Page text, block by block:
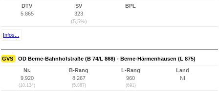
DTV
5.865
SV
323
(5,5%)
BPL
Infos...
GVS OD Berne-Bahnhofstraße (B 74/L 868) - Berne-Harmenhausen (L 875)
Nr.
9.920
(10.134)
B-Rang
8.267
(5.867)
L-Rang
960
(691)
Land
NI